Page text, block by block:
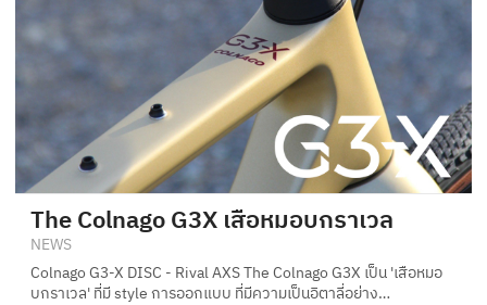
The Colnago G3X เสือหมอบกราเวล
NEWS
Colnago G3-X DISC - Rival AXS The Colnago G3X เป็น 'เสือหมอ
บกราเวล' ที่มี style การออกแบบ ที่มีความเป็นอิตาลี่อย่าง…